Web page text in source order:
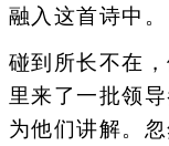
融入这首诗中。
碰到所长不在
里来了一批领
为他们讲解。